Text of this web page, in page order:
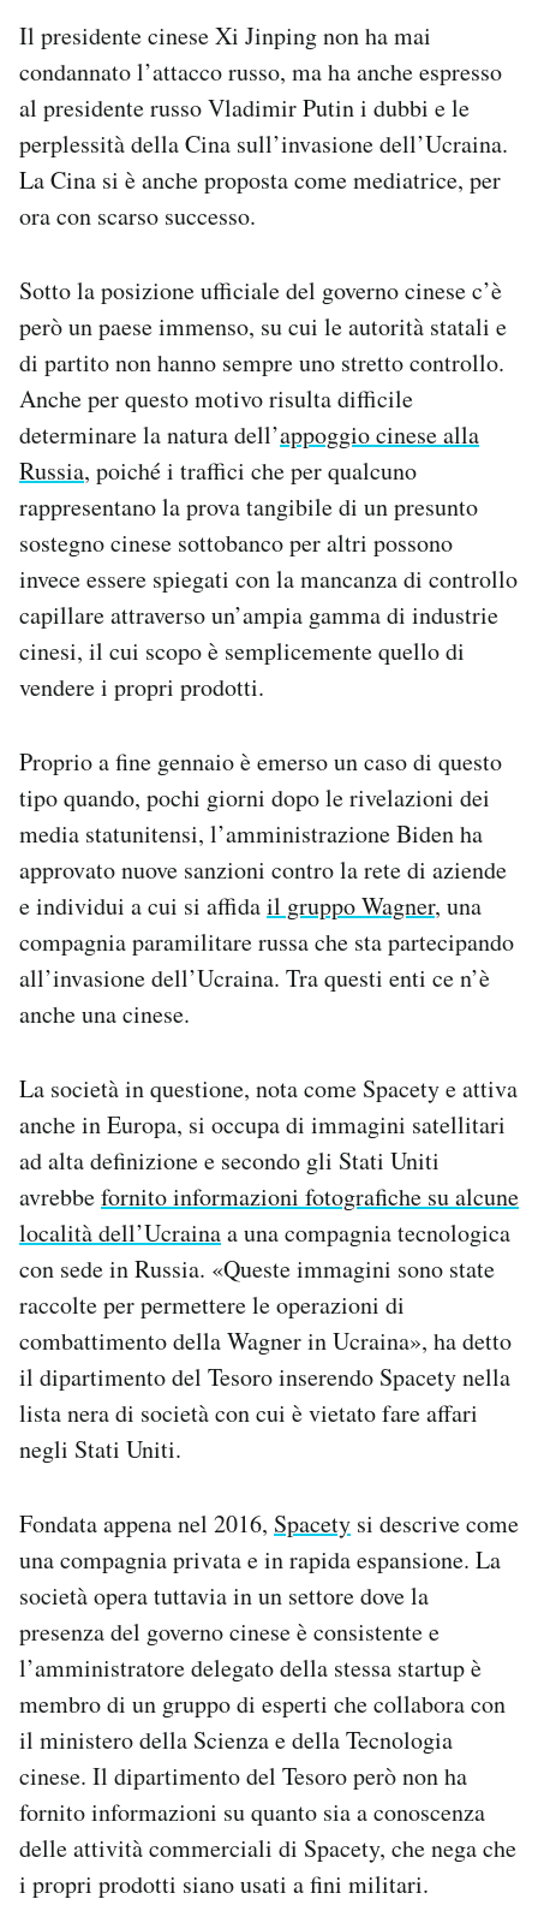
Il presidente cinese Xi Jinping non ha mai
condannato l’attacco russo, ma ha anche espresso
al presidente russo Vladimir Putin i dubbi e le
perplessità della Cina sull’invasione dell’Ucraina.
La Cina si è anche proposta come mediatrice, per
ora con scarso successo.
Sotto la posizione ufficiale del governo cinese c’è
però un paese immenso, su cui le autorità statali e
di partito non hanno sempre uno stretto controllo.
Anche per questo motivo risulta difficile
determinare la natura dell’appoggio cinese alla
Russia, poiché i traffici che per qualcuno
rappresentano la prova tangibile di un presunto
sostegno cinese sottobanco per altri possono
invece essere spiegati con la mancanza di controllo
capillare attraverso un’ampia gamma di industrie
cinesi, il cui scopo è semplicemente quello di
vendere i propri prodotti.
Proprio a fine gennaio è emerso un caso di questo
tipo quando, pochi giorni dopo le rivelazioni dei
media statunitensi, l’amministrazione Biden ha
approvato nuove sanzioni contro la rete di aziende
e individui a cui si affidail gruppo Wagner, una
compagnia paramilitare russa che sta partecipando
all’invasione dell’Ucraina. Tra questi enti ce n’è
anche una cinese.
La società in questione, nota come Spacety e attiva
anche in Europa, si occupa di immagini satellitari
ad alta definizione e secondo gli Stati Uniti
avrebbefornito informazioni fotografiche su alcune
località dell’Ucrainaa una compagnia tecnologica
con sede in Russia. «Queste immagini sono state
raccolte per permettere le operazioni di
combattimento della Wagner in Ucraina», ha detto
il dipartimento del Tesoro inserendo Spacety nella
lista nera di società con cui è vietato fare affari
negli Stati Uniti.
Fondata appena nel 2016, Spacety si descrive come
una compagnia privata e in rapida espansione. La
società opera tuttavia in un settore dove la
presenza del governo cinese è consistente e
l’amministratore delegato della stessa startup è
membro di un gruppo di esperti che collabora con
il ministero della Scienza e della Tecnologia
cinese. Il dipartimento del Tesoro però non ha
fornito informazioni su quanto sia a conoscenza
delle attività commerciali di Spacety, che nega che
i propri prodotti siano usati a fini militari.